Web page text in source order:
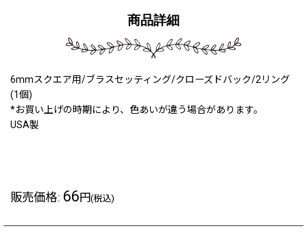
商品詳細
6mmスクエア用/ブラスセッティング/クローズドバック/2リング
(1個)
*お買い上げの時期により、色あいが違う場合があります。
USA製
販売価格: 66円(税込)